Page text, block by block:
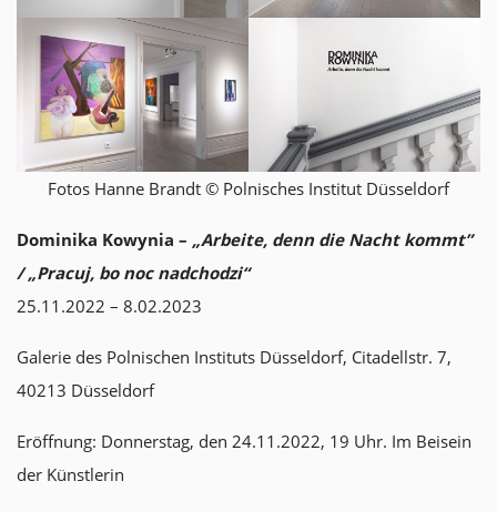
Fotos Hanne Brandt © Polnisches Institut Düsseldorf
Dominika Kowynia – „Arbeite, denn die Nacht kommt”
/ „Pracuj, bo noc nadchodzi“
25.11.2022 – 8.02.2023
Galerie des Polnischen Instituts Düsseldorf, Citadellstr. 7,
40213 Düsseldorf
Eröffnung: Donnerstag, den 24.11.2022, 19 Uhr. Im Beisein
der Künstlerin